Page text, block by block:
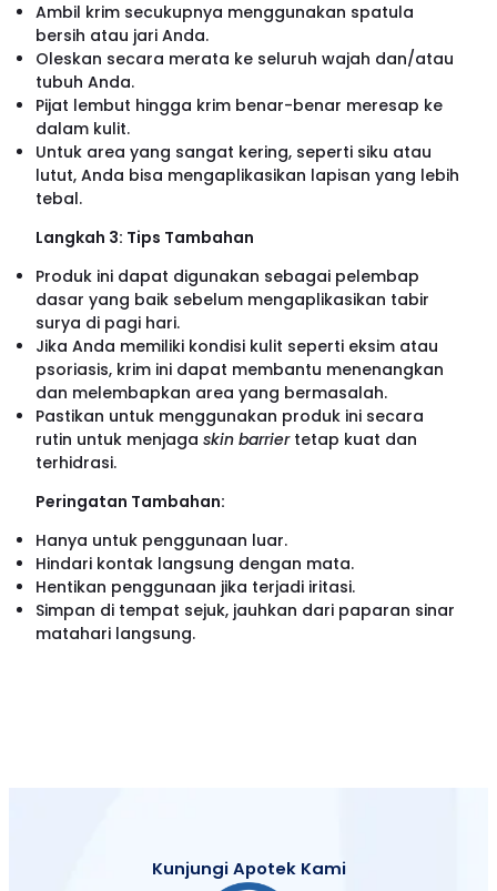
Ambil krim secukupnya menggunakan spatula
bersih atau jari Anda.
Oleskan secara merata ke seluruh wajah dan/atau
tubuh Anda.
Pijat lembut hingga krim benar-benar meresap ke
dalam kulit.
Untuk area yang sangat kering, seperti siku atau
lutut, Anda bisa mengaplikasikan lapisan yang lebih
tebal.
Langkah 3: Tips Tambahan
Produk ini dapat digunakan sebagai pelembap
dasar yang baik sebelum mengaplikasikan tabir
surya di pagi hari.
Jika Anda memiliki kondisi kulit seperti eksim atau
psoriasis, krim ini dapat membantu menenangkan
dan melembapkan area yang bermasalah.
Pastikan untuk menggunakan produk ini secara
rutin untuk menjaga skin barriertetap kuat dan
terhidrasi.
Peringatan Tambahan:
Hanya untuk penggunaan luar.
Hindari kontak langsung dengan mata.
Hentikan penggunaan jika terjadi iritasi.
Simpan di tempat sejuk, jauhkan dari paparan sinar
matahari langsung.
Kunjungi Apotek Kami